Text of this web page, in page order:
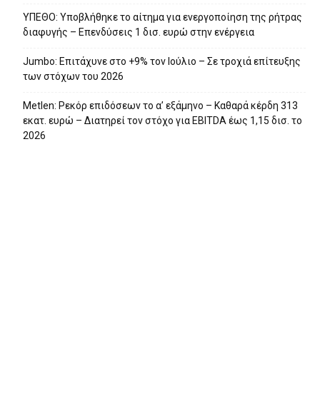
ΥΠΕΘΟ: Υποβλήθηκε το αίτημα για ενεργοποίηση της ρήτρας
διαφυγής – Επενδύσεις 1 δισ. ευρώ στην ενέργεια
Jumbo: Επιτάχυνε στο +9% τον Ιούλιο – Σε τροχιά επίτευξης
των στόχων του 2026
Metlen: Ρεκόρ επιδόσεων το α’ εξάμηνο – Kαθαρά κέρδη 313
εκατ. ευρώ – Διατηρεί τον στόχο για EBITDA έως 1,15 δισ. το
2026